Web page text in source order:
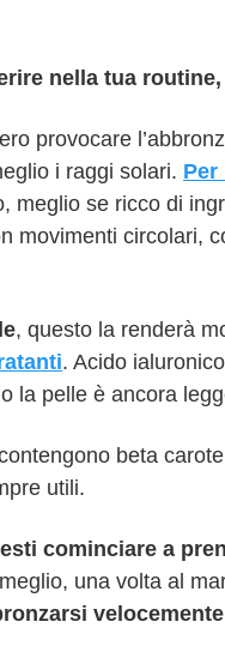
nella tua
provocare
i raggi solari. Per
meglio se ricco di
movimenti circolari,
, questo la renderà
. Acido
la pelle è ancora
beta
utili.
cominciare a
una volta al